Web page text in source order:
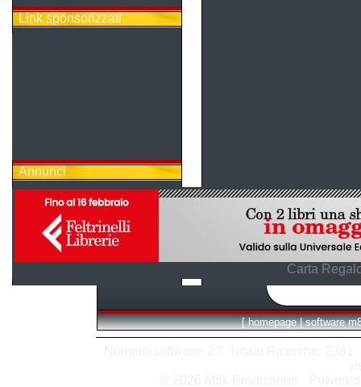
Link sponsorizzati
Annunci
Carta
[ homepage | software